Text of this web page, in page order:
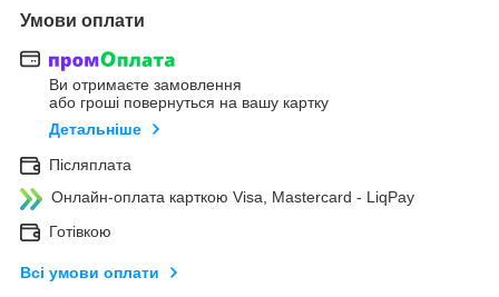
Умови оплати
Ви отримаєте замовлення
або гроші повернуться на вашу картку
Детальніше
Післяплата
Онлайн-оплата карткою Visa, Mastercard - LiqPay
Готівкою
Всі умови оплати